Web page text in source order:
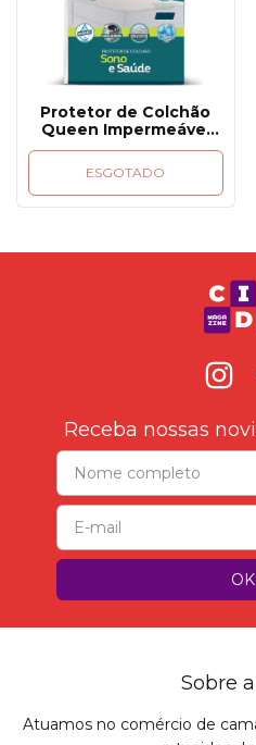
Protetor de Colchão
Queen Impermeável
com Elástico Sono E
Saúde
ESGOTADO
Receba nossas
Sobre
Atuamos no comércio de